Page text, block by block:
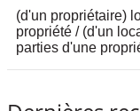
(d'un propriétaire)
propriété / (d'un
parties d'une